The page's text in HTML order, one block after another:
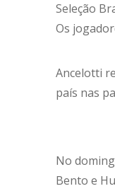
Seleção
Os
Ancelotti
país nas
No
Bento e